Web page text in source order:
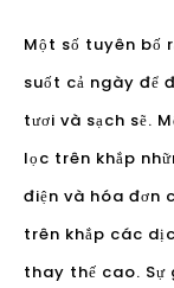
điện và hóa đơn
trên khắp các
thay thế cao. Sự
hết mọi người
lúc.
Sự thật